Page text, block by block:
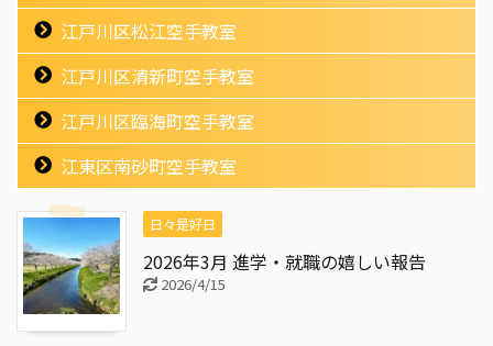
江戸川区松江空手教室
江戸川区清新町空手教室
江戸川区臨海町空手教室
江東区南砂町空手教室
日々是好日
2026年3月 進学・就職の嬉しい報告
2026/4/15